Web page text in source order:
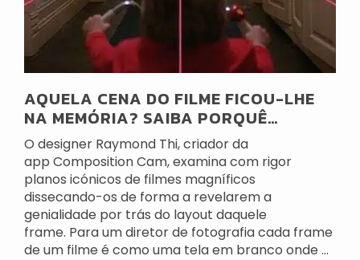
AQUELA CENA DO FILME FICOU-LHE
NA MEMÓRIA? SAIBA PORQUÊ…
O designer Raymond Thi, criador da
app Composition Cam, examina com rigor
planos icónicos de filmes magníficos
dissecando-os de forma a revelarem a
genialidade por trás do layout daquele
frame. Para um diretor de fotografia cada frame
de um filme é como uma tela em branco onde ...